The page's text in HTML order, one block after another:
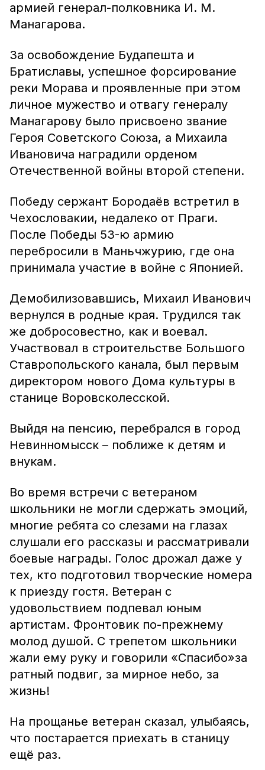
армией генерал-полковника И. М.
Манагарова.
За освобождение Будапешта и
Братиславы, успешное форсирование
реки Морава и проявленные при этом
личное мужество и отвагу генералу
Манагарову было присвоено звание
Героя Советского Союза, а Михаила
Ивановича наградили орденом
Отечественной войны второй степени.
Победу сержант Бородаёв встретил в
Чехословакии, недалеко от Праги.
После Победы 53-ю армию
перебросили в Маньчжурию, где она
принимала участие в войне с Японией.
Демобилизовавшись, Михаил Иванович
вернулся в родные края. Трудился так
же добросовестно, как и воевал.
Участвовал в строительстве Большого
Ставропольского канала, был первым
директором нового Дома культуры в
станице Воровсколесской.
Выйдя на пенсию, перебрался в город
Невинномысск – поближе к детям и
внукам.
Во время встречи с ветераном
школьники не могли сдержать эмоций,
многие ребята со слезами на глазах
слушали его рассказы и рассматривали
боевые награды. Голос дрожал даже у
тех, кто подготовил творческие номера
к приезду гостя. Ветеран с
удовольствием подпевал юным
артистам. Фронтовик по-прежнему
молод душой. С трепетом школьники
жали ему руку и говорили «Спасибо»за
ратный подвиг, за мирное небо, за
жизнь!
На прощанье ветеран сказал, улыбаясь,
что постарается приехать в станицу
ещё раз.